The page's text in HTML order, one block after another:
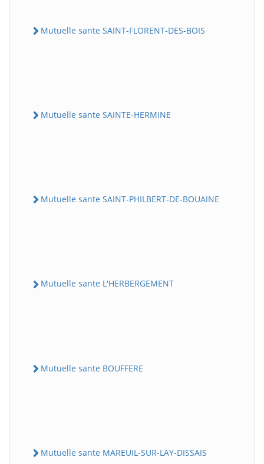
Mutuelle sante SAINT-FLORENT-DES-BOIS
Mutuelle sante SAINTE-HERMINE
Mutuelle sante SAINT-PHILBERT-DE-BOUAINE
Mutuelle sante L'HERBERGEMENT
Mutuelle sante BOUFFERE
Mutuelle sante MAREUIL-SUR-LAY-DISSAIS